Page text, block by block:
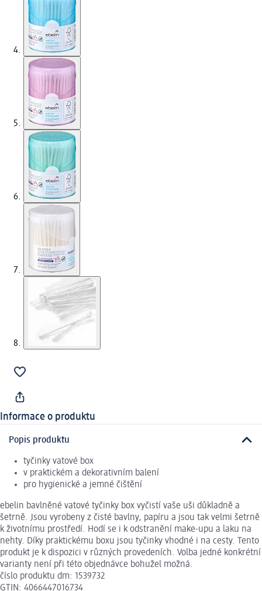
Informace o produktu
Popis produktu
tyčinky vatové box
v praktickém a dekorativním balení
pro hygienické a jemné čištění
ebelin bavlněné vatové tyčinky box vyčistí vaše uši důkladně a
šetrně. Jsou vyrobeny z čisté bavlny, papíru a jsou tak velmi šetrně
k životnímu prostředí. Hodí se i k odstranění make-upu a laku na
nehty. Díky praktickému boxu jsou tyčinky vhodné i na cesty. Tento
produkt je k dispozici v různých provedeních. Volba jedné konkrétní
varianty není při této objednávce bohužel možná.
číslo produktu dm: 1539732
GTIN: 4066447016734